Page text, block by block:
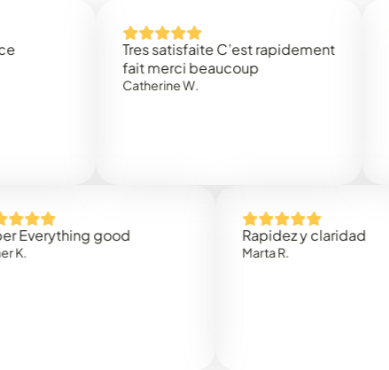
Tres satisfaite C’est rapidement
fait merci beaucoup
Catherine W.
Ok!
good Rapidez y claridad